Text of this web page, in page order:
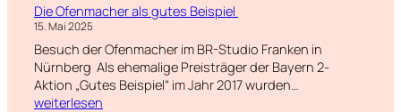
Die Ofenmacher als gutes Beispiel
15. Mai 2025
Besuch der Ofenmacher im BR-Studio Franken in
Nürnberg Als ehemalige Preisträger der Bayern 2-
Aktion „Gutes Beispiel“ im Jahr 2017 wurden…
weiterlesen